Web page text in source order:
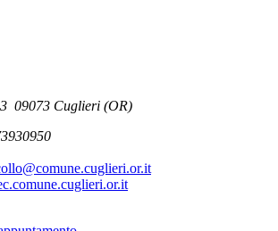
09073 Cuglieri (OR)